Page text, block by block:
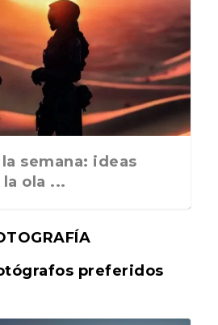
semana: ideas
ola ...
preferidos